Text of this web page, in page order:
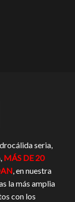
seria,
MÁS DE 20
, en nuestra
la más amplia
con los